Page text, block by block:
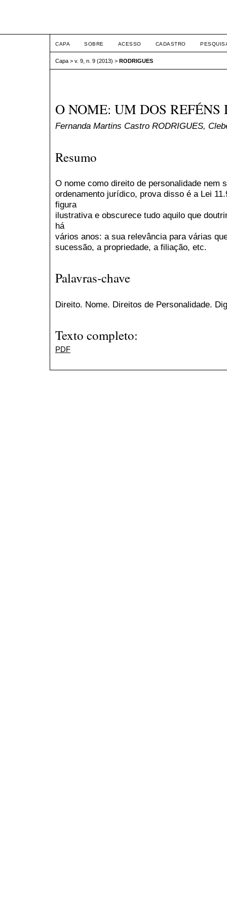
CAPA SOBRE ACESSO CADASTRO
Capa > v. 9, n. 9 (2013) > RODRIGUES
O NOME: UM DOS
Fernanda Martins Castro RODRIGUES,
Resumo
O nome como direito de personalidade nem
ordenamento jurídico, prova disso é a Lei
figura
ilustrativa e obscurece tudo aquilo que
há
vários anos: a sua relevância para várias
sucessão, a propriedade, a filiação, etc.
Palavras-chave
Direito. Nome. Direitos de Personalidade.
Texto completo:
PDF